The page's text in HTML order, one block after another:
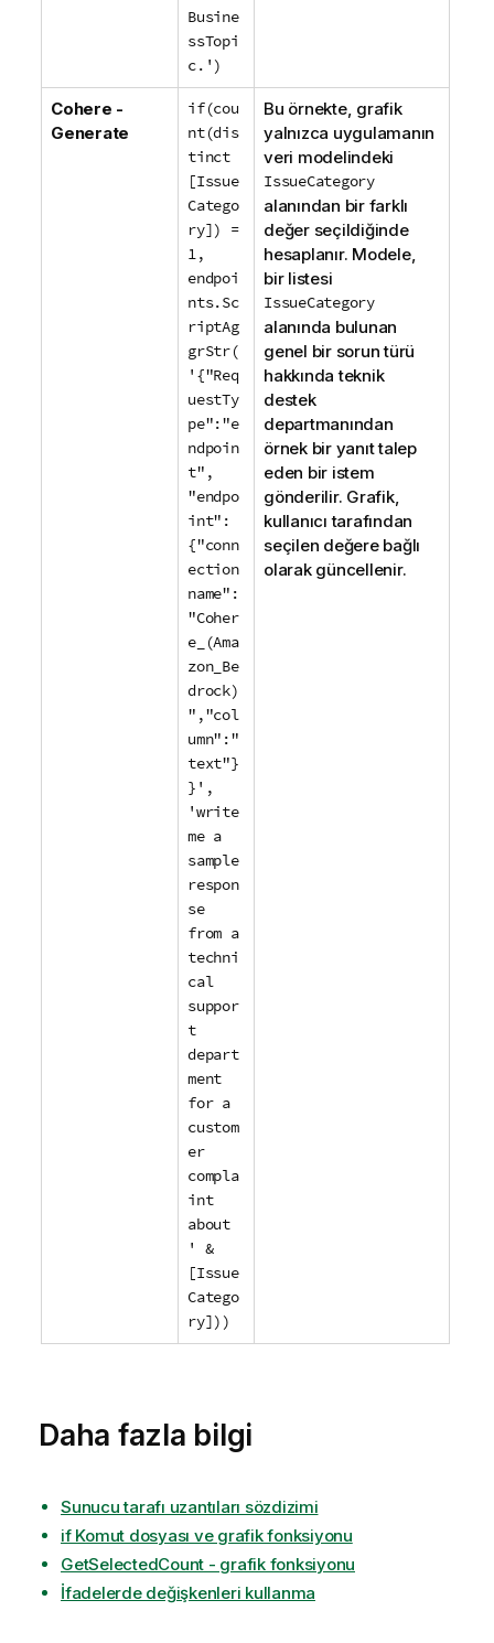
Busine
ssTopi
c.')
Cohere -
Generate
if(cou
nt(dis
tinct
[Issue
Catego
ry]) =
1,
endpoi
nts.Sc
riptAg
grStr(
'{"Req
uestTy
pe":"e
ndpoin
t",
"endpo
int":
{"conn
ection
name":
"Coher
e_(Ama
zon_Be
drock)
","col
umn":"
text"}
}',
'write
me a
sample
respon
se
from a
techni
cal
suppor
t
depart
ment
for a
custom
er
compla
int
about
' &
[Issue
Catego
ry]))
Bu örnekte, grafik
yalnızca uygulamanın
veri modelindeki
IssueCategory
alanından bir farklı
değer seçildiğinde
hesaplanır. Modele,
bir listesi
IssueCategory
alanında bulunan
genel bir sorun türü
hakkında teknik
destek
departmanından
örnek bir yanıt talep
eden bir istem
gönderilir. Grafik,
kullanıcı tarafından
seçilen değere bağlı
olarak güncellenir.
Daha fazla bilgi
Sunucu tarafı uzantıları sözdizimi
if Komut dosyası ve grafik fonksiyonu
GetSelectedCount - grafik fonksiyonu
İfadelerde değişkenleri kullanma